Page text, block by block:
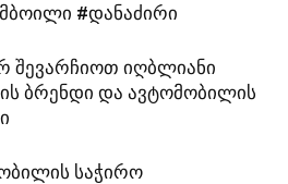
#დანაძირი
შევარჩიოთ იღბლიანი
ბრენდი და ავტომობილის
საჭირო